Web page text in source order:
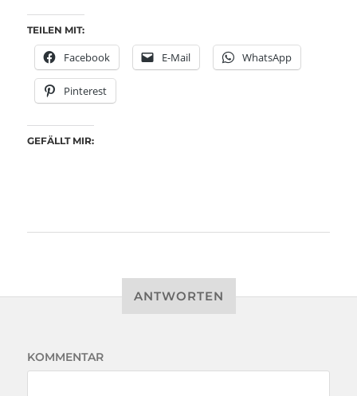
TEILEN MIT:
Facebook E-Mail WhatsApp
Pinterest
GEFÄLLT MIR:
ANTWORTEN
KOMMENTAR